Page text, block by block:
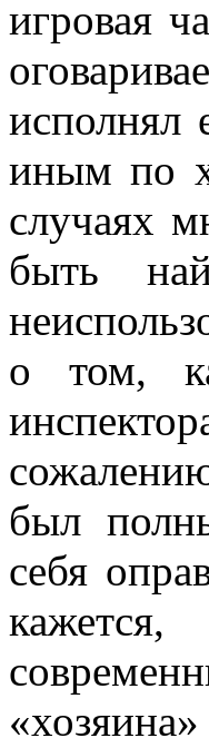
игровая
исполнял
иным по
случаях
быть
о том,
был
себя